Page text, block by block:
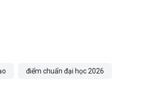
điểm chuẩn đại học 2026